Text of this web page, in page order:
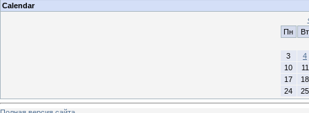
Calendar
Пн
Вт
3
4
10
11
17
18
24
25